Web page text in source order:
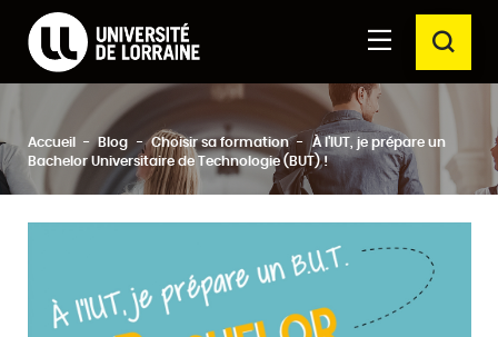
contenu
principal
moteur
de
recherche
Formations Université de Lorraine
Rechercher
Accueil Blog Choisir sa formation
À l'IUT, je prépare un
Bachelor Universitaire de Technologie (BUT) !